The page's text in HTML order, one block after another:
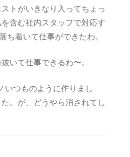
トがいきなり入ってちょっ
含む社内スタッフで対応す
ち着いて仕事ができたわ。
いて仕事できるわ〜。
いつものように作りまし
。が、どうやら消されてし